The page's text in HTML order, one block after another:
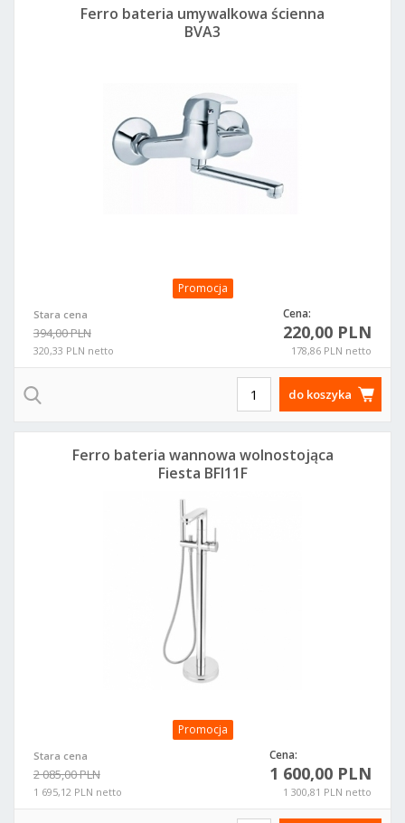
Promocja
Stara cena
394,00 PLN
320,33 PLN netto
Cena:
220,00 PLN
178,86 PLN netto
Ferro bateria umywalkowa ścienna
BVA3
do koszyka
Promocja
Stara cena
2 085,00 PLN
1 695,12 PLN netto
Cena:
1 600,00 PLN
1 300,81 PLN netto
Ferro bateria wannowa wolnostojąca
Fiesta BFI11F